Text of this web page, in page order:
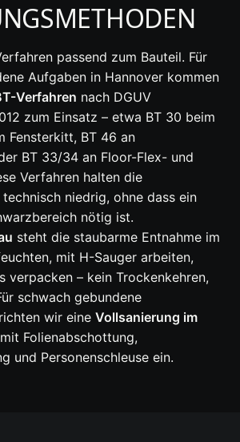
passend zum Bauteil. Für
Aufgaben in Hannover kommen
Verfahren nach DGUV
zum Einsatz – etwa BT 30 beim
Fensterkitt, BT 46 an
BT 33/34 an Floor-Flex- und
Verfahren halten die
niedrig, ohne dass ein
nötig ist.
steht die staubarme Entnahme im
mit H-Sauger arbeiten,
verpacken – kein Trockenkehren,
schwach gebundene
wir eine Vollsanierung im
mit Folienabschottung,
und Personenschleuse ein.